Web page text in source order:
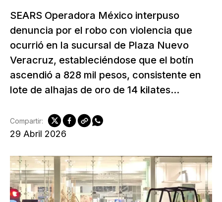
SEARS Operadora México interpuso
denuncia por el robo con violencia que
ocurrió en la sucursal de Plaza Nuevo
Veracruz, estableciéndose que el botín
ascendió a 828 mil pesos, consistente en
lote de alhajas de oro de 14 kilates...
29 Abril 2026
Compartir: